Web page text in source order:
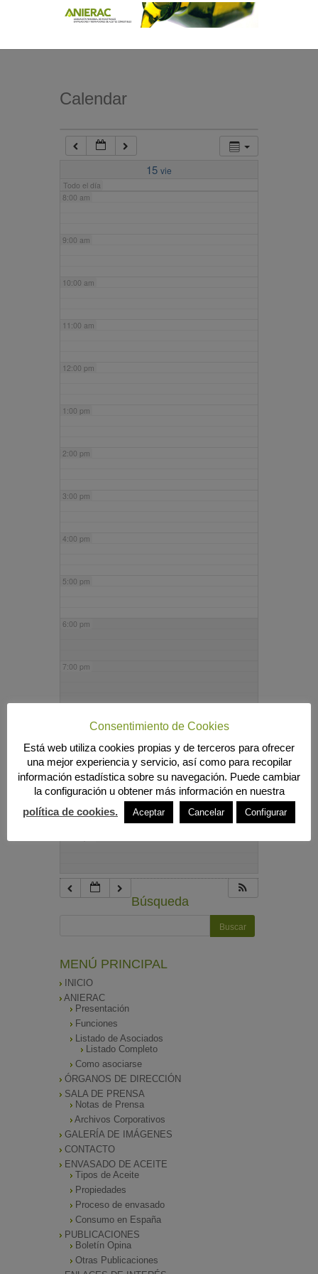
Calendar
15 vie
Todo el día
7:00 am
8:00 am
9:00 am
10:00 am
11:00 am
12:00 pm
1:00 pm
2:00 pm
3:00 pm
4:00 pm
5:00 pm
6:00 pm
7:00 pm
9:00 pm
10:00 pm
Búsqueda
MENÚ PRINCIPAL
INICIO
ANIERAC
Presentación
Funciones
Listado de Asociados
Listado Completo
Como asociarse
ÓRGANOS DE DIRECCIÓN
SALA DE PRENSA
Notas de Prensa
Archivos Corporativos
GALERÍA DE IMÁGENES
CONTACTO
ENVASADO DE ACEITE
Tipos de Aceite
Propiedades
Proceso de envasado
Consumo en España
PUBLICACIONES
Boletín Opina
Otras Publicaciones
Consentimiento de Cookies
Está web utiliza cookies propias y de terceros para ofrecer
una mejor experiencia y servicio, así como para recopilar
información estadística sobre su navegación. Puede cambiar
la configuración u obtener más información en nuestra
política de cookies.
Aceptar Cancelar Configurar